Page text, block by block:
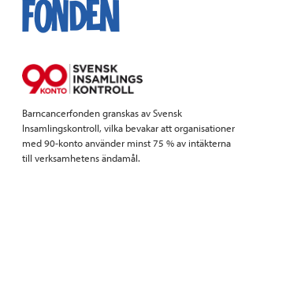
Barncancerfonden granskas av Svensk
Insamlingskontroll, vilka bevakar att organisationer
med 90-konto använder minst 75 % av intäkterna
till verksamhetens ändamål.